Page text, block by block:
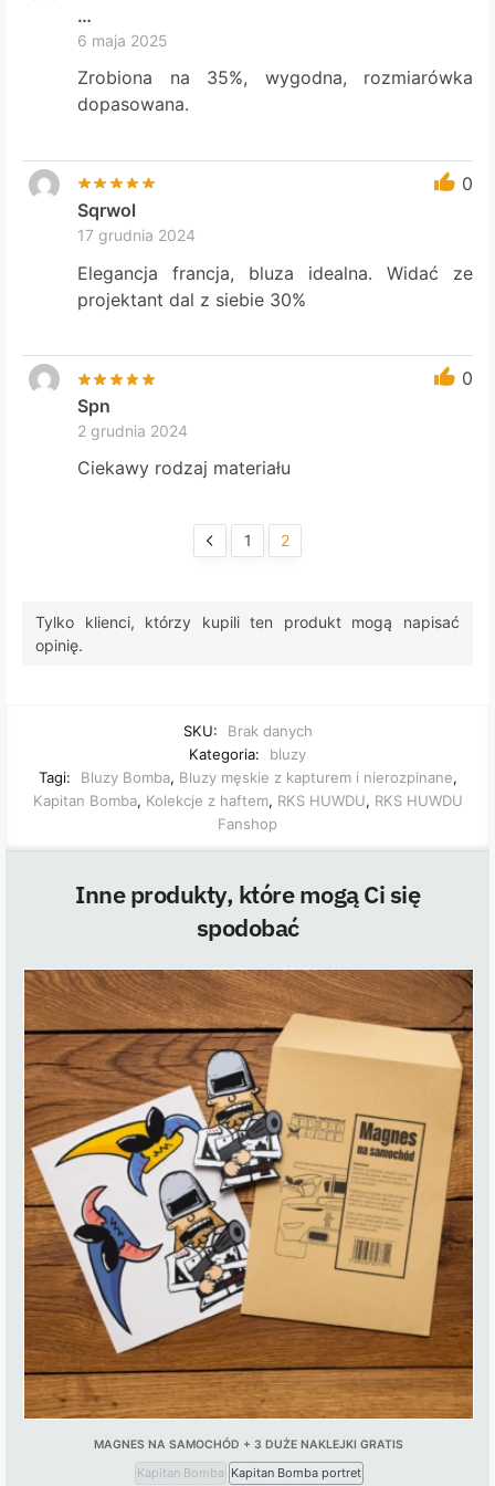
…
6 maja 2025
Zrobiona na 35%, wygodna, rozmiarówka
dopasowana.
0
Sqrwol
17 grudnia 2024
Elegancja francja, bluza idealna. Widać ze
projektant dal z siebie 30%
0
Spn
2 grudnia 2024
Ciekawy rodzaj materiału
1 2
Tylko klienci, którzy kupili ten produkt mogą napisać
opinię.
SKU:
Brak danych
Kategoria:
bluzy
Tagi:
Bluzy Bomba, Bluzy męskie z kapturem i nierozpinane,
Kapitan Bomba, Kolekcje z haftem, RKS HUWDU, RKS HUWDU
Fanshop
Inne produkty, które mogą Ci się
spodobać
MAGNES NA SAMOCHÓD + 3 DUŻE NAKLEJKI GRATIS
Kapitan Bomba Kapitan Bomba portret